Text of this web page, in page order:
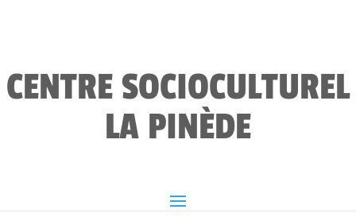
CENTRE SOCIOCULTUREL
LA PINÈDE